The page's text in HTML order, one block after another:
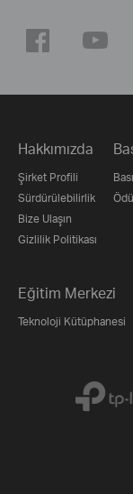
Hakkımızda
Şirket Profili
Sürdürülebilirlik
Bize Ulaşın
Gizlilik Politikası
Eğitim Merkezi
Teknoloji Kütüphanesi